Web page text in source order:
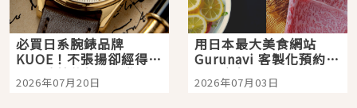
必買日系腕錶品牌
KUOE！不張揚卻經得起
時間洗鍊的經典之作五
選
2026年07月20日
用日本最大美食網站
Gurunavi 客製化預約九
大都市餐廳，打造專屬
美食體驗！
2026年07月03日